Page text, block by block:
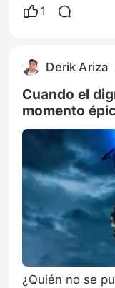
salvaba el
por ejemplo:
Conquistador
múltiples líneas
conocimie
1
Derik Ariza
Cuando el
momento
¿Quién no se